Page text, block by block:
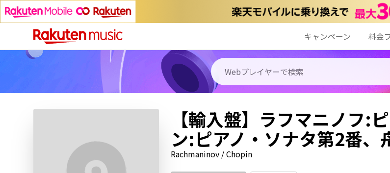
キャンペーン 料金
【輸入盤】ラフマニノフ:
ン:ピアノ・ソナタ第2番、
Rachmaninov / Chopin